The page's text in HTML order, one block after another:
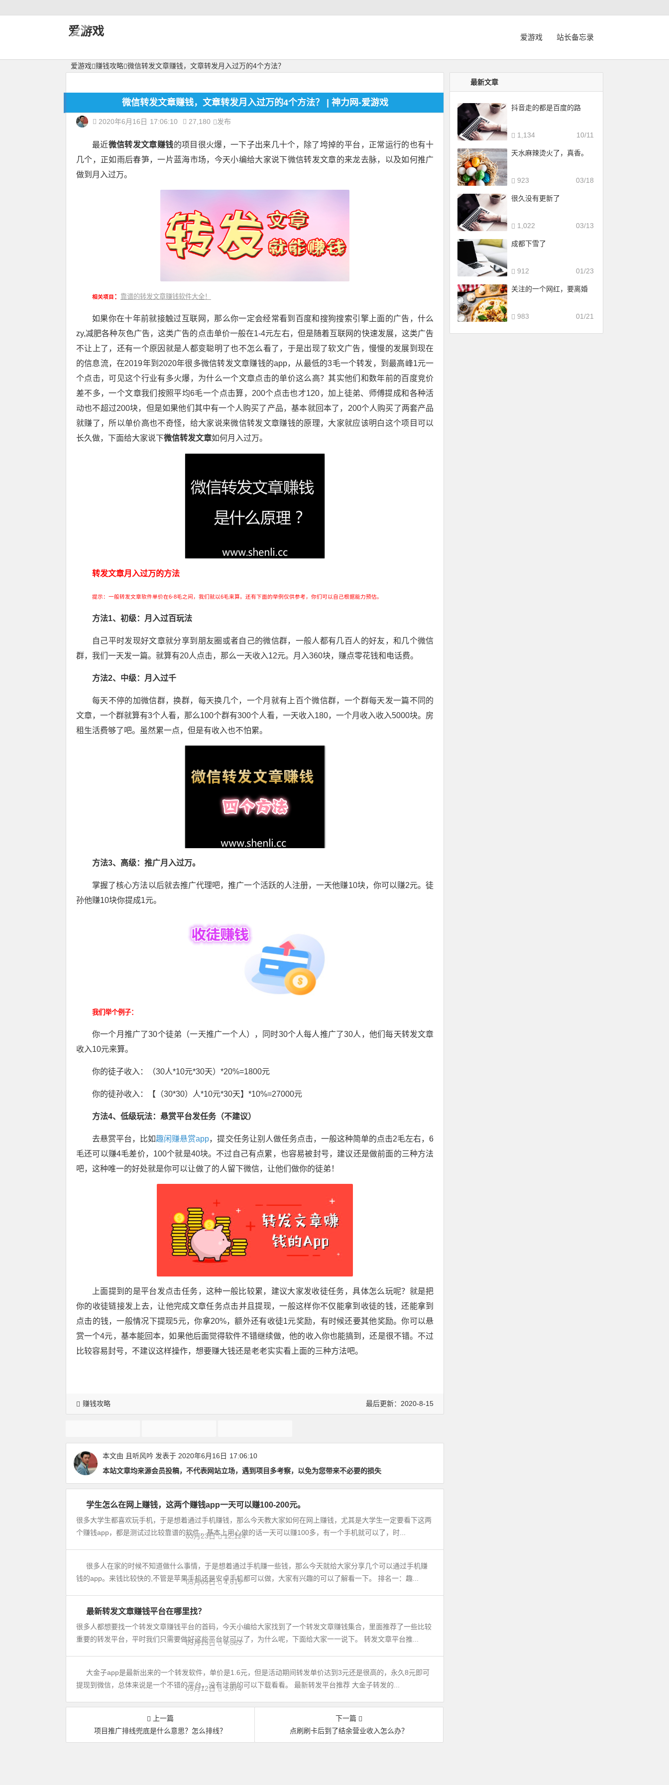
爱游戏 爱游戏 站长备忘录
爱游戏 赚钱攻略 微信转发文章赚钱，文章转发月入过万的4个方法？
微信转发文章赚钱，文章转发月入过万的4个方法？ | 神力网-爱游戏
2020年6月16日 17:06:10 27,180 发布
最近微信转发文章赚钱的项目很火爆，一下子出来几十个，除了垮掉的平台，正常运行的也有十
几个，正如雨后春笋，一片蓝海市场，今天小编给大家说下微信转发文章的来龙去脉，以及如何推广
做到月入过万。
相关项目 ： 靠谱的转发文章赚钱软件大全！
如果你在十年前就接触过互联网，那么你一定会经常看到百度和搜狗搜索引擎上面的广告，什么
zy,减肥各种灰色广告，这类广告的点击单价一般在1-4元左右，但是随着互联网的快速发展，这类广告
不让上了，还有一个原因就是人都变聪明了也不怎么看了，于是出现了软文广告，慢慢的发展到现在
的信息流，在2019年到2020年很多微信转发文章赚钱的app，从最低的3毛一个转发，到最高峰1元一
个点击，可见这个行业有多火爆，为什么一个文章点击的单价这么高？其实他们和数年前的百度竞价
差不多，一个文章我们按照平均6毛一个点击算，200个点击也才120，加上徒弟、师傅提成和各种活
动也不超过200块，但是如果他们其中有一个人购买了产品，基本就回本了，200个人购买了两套产品
就赚了，所以单价高也不奇怪，给大家说来微信转发文章赚钱的原理，大家就应该明白这个项目可以
长久做，下面给大家说下微信转发文章如何月入过万。
转发文章月入过万的方法
提示：一般转发文章软件单价在6-8毛之间，我们就以6毛来算。还有下面的举例仅供参考，你们可以自己根据能力预估。
方法1、初级：月入过百玩法
自己平时发现好文章就分享到朋友圈或者自己的微信群，一般人都有几百人的好友，和几个微信
群，我们一天发一篇。就算有20人点击，那么一天收入12元。月入360块，赚点零花钱和电话费。
方法2、中级：月入过千
每天不停的加微信群，换群，每天换几个，一个月就有上百个微信群，一个群每天发一篇不同的
文章，一个群就算有3个人看，那么100个群有300个人看，一天收入180，一个月收入收入5000块。房
租生活费够了吧。虽然累一点，但是有收入也不怕累。
方法3、高级：推广月入过万。
掌握了核心方法以后就去推广代理吧，推广一个活跃的人注册，一天他赚10块，你可以赚2元。徒
孙他赚10块你提成1元。
我们举个例子：
你一个月推广了30个徒弟（一天推广一个人），同时30个人每人推广了30人，他们每天转发文章
收入10元来算。
你的徒子收入：（30人*10元*30天）*20%=1800元
你的徒孙收入：【（30*30）人*10元*30天】*10%=27000元
方法4、低级玩法：悬赏平台发任务（不建议）
去悬赏平台，比如趣闲赚悬赏app，提交任务让别人做任务点击，一般这种简单的点击2毛左右，6
毛还可以赚4毛差价，100个就是40块。不过自己有点累，也容易被封号，建议还是做前面的三种方法
吧，这种唯一的好处就是你可以让做了的人留下微信，让他们做你的徒弟！
上面提到的是平台发点击任务，这种一般比较累，建议大家发收徒任务，具体怎么玩呢？就是把
你的收徒链接发上去，让他完成文章任务点击并且提现，一般这样你不仅能拿到收徒的钱，还能拿到
点击的钱，一般情况下提现5元，你拿20%，额外还有收徒1元奖励，有时候还要其他奖励。你可以悬
赏一个4元，基本能回本，如果他后面觉得软件不错继续做，他的收入你也能搞到，还是很不错。不过
比较容易封号，不建议这样操作，想要赚大钱还是老老实实看上面的三种方法吧。
赚钱攻略 最后更新：2020-8-15
本文由 且听风吟 发表于 2020年6月16日 17:06:10
本站文章均来源会员投稿，不代表网站立场，遇到项目多考察，以免为您带来不必要的损失
赚
钱
攻
学生怎么在网上赚钱，这两个赚钱app一天可以赚100-200元。
很多大学生都喜欢玩手机，于是想着通过手机赚钱，那么今天教大家如何在网上赚钱，尤其是大学生一定要看下这两
个赚钱app，都是测试过比较靠谱的软件，基本上用心做的话一天可以赚100多，有一个手机就可以了，时...
03月23日 12,124
赚
钱
很多人在家的时候不知道做什么事情，于是想着通过手机赚一些钱，那么今天就给大家分享几个可以通过手机赚
钱的app。来钱比较快的,不管是苹果手机还是安卓手机都可以做，大家有兴趣的可以了解看一下。 排名一：趣...
03月09日 4,019
赚
钱
攻
最新转发文章赚钱平台在哪里找？
很多人都想要找一个转发文章赚钱平台的首码，今天小编给大家找到了一个转发文章赚钱集合，里面推荐了一些比较
重要的转发平台，平时我们只需要做好这些平台就可以了，为什么呢，下面给大家一一说下。 转发文章平台推...
09月15日 4,883
赚
钱
大金子app是最新出来的一个转发软件，单价是1.6元，但是活动期间转发单价达到3元还是很高的，永久8元即可
提现到微信，总体来说是一个不错的平台，没有注册的可以下载看看。 最新转发平台推荐 大金子转发的...
09月12日 3,874
上一篇
项目推广排线兜底是什么意思？怎么排线？
下一篇
点刷刷卡后到了结余营业收入怎么办？
最新文章
抖音走的都是百度的路
10/11
1,134
天水麻辣烫火了，真香。
03/18
923
很久没有更新了
03/13
1,022
成都下雪了
01/23
912
关注的一个网红，要离婚
01/21
983